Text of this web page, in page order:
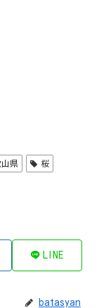
山県 桜
LINE
batasyan